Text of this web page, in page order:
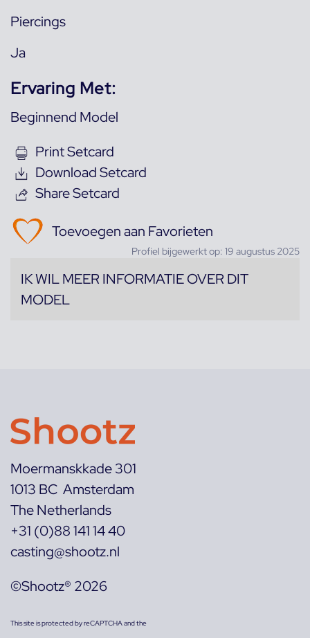
Piercings
Ja
Ervaring Met:
Beginnend Model
Print Setcard
Download Setcard
Share Setcard
Toevoegen aan Favorieten
Profiel bijgewerkt op: 19 augustus 2025
IK WIL MEER INFORMATIE OVER DIT
MODEL
Moermanskkade 301
1013 BC Amsterdam
The Netherlands
+31 (0)88 141 14 40
casting@shootz.nl
©Shootz® 2026
This site is protected by reCAPTCHA and the